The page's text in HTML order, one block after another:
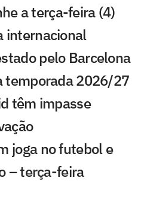
a terça-feira (4)
internacional
pelo Barcelona
temporada 2026/27
têm impasse
joga no futebol e
– terça-feira